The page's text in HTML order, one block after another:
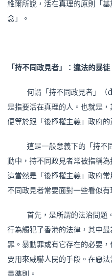
維爾所說，活在真理的原則「
念」。
「持不同政見者」：違法的暴徒
何謂「持不同政見者」
是指要活在真理的人。也就是
便等於跟「後極權主義」政府的
這是一般意義下的「持不
動中，持不同政見者常被指稱
這當然是「後極權主義」政府
不同政見者常要面對一些看似
首先，是所謂的法治問題
行為觸犯了香港的法律，其中
罪。暴動罪或有它存在的必要
要用來威嚇人民的手段。在惡
量準則。